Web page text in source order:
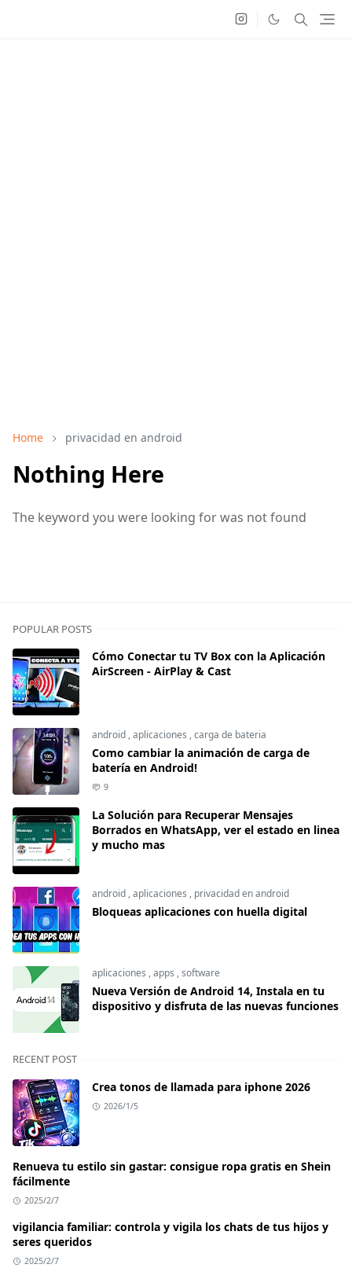
Home privacidad en android
Nothing Here
The keyword you were looking for was not found
POPULAR POSTS
Cómo Conectar tu TV Box con la Aplicación
AirScreen - AirPlay & Cast
android ,aplicaciones ,carga de bateria
Como cambiar la animación de carga de
batería en Android!
9
La Solución para Recuperar Mensajes
Borrados en WhatsApp, ver el estado en linea
y mucho mas
android ,aplicaciones , privacidad en android
Bloqueas aplicaciones con huella digital
aplicaciones ,apps ,software
Nueva Versión de Android 14, Instala en tu
dispositivo y disfruta de las nuevas funciones
RECENT POST
Crea tonos de llamada para iphone 2026
2026/1/5
Renueva tu estilo sin gastar: consigue ropa gratis en Shein
fácilmente
2025/2/7
vigilancia familiar: controla y vigila los chats de tus hijos y
seres queridos
2025/2/7